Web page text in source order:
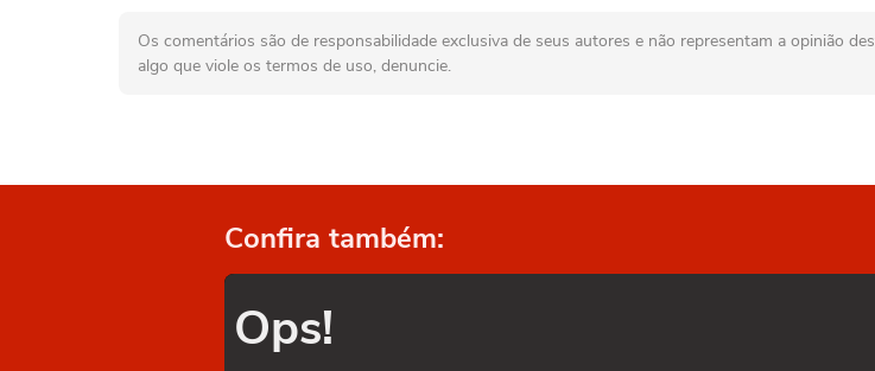
Os comentários são de responsabilidade exclusiva de seus autores e não representam a opinião
algo que viole os termos de uso, denuncie.
Confira também:
Ops!